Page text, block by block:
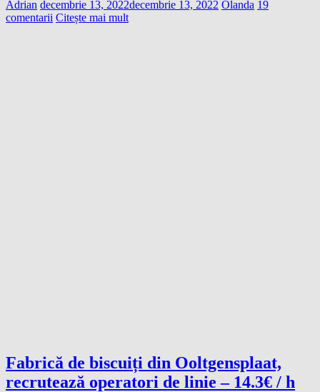
Adrian decembrie 13, 2022decembrie 13, 2022 Olanda 19
comentarii Citește mai mult
Fabrică de biscuiți din Ooltgensplaat,
recrutează operatori de linie – 14.3€ / h